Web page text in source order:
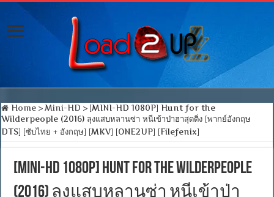
Home > Mini-HD > [MINI-HD 1080P] Hunt for the
Wilderpeople (2016) ลุงแสบหลานซ่า หนีเข้าป่าฮาสุดติ่ง [พากย์อังกฤษ
DTS] [ซับไทย + อังกฤษ] [MKV] [ONE2UP] [Filefenix]
[MINI-HD 1080P] Hunt for the Wilderpeople
(2016) ลุงแสบหลานซ่า หนีเข้าป่า